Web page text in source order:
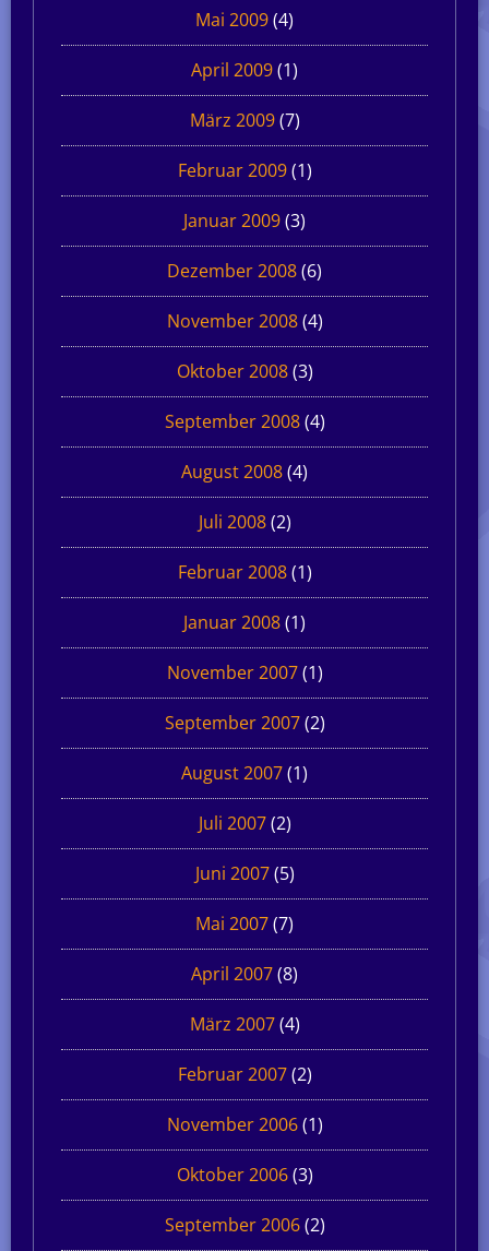
Mai 2009(4)
April 2009(1)
März 2009(7)
Februar 2009(1)
Januar 2009(3)
Dezember 2008(6)
November 2008(4)
Oktober 2008(3)
September 2008(4)
August 2008(4)
Juli 2008(2)
Februar 2008(1)
Januar 2008(1)
November 2007(1)
September 2007(2)
August 2007(1)
Juli 2007(2)
Juni 2007(5)
Mai 2007(7)
April 2007(8)
März 2007(4)
Februar 2007(2)
November 2006(1)
Oktober 2006(3)
September 2006(2)